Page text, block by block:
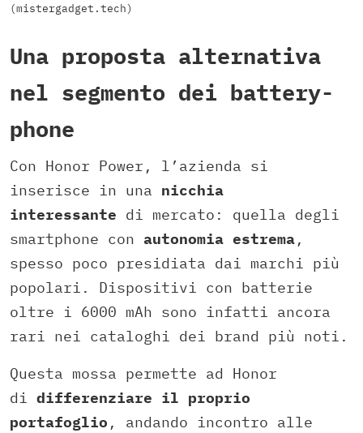
(mistergadget.tech)
Una proposta alternativa
nel segmento dei battery-
phone
Con Honor Power, l’azienda si
inserisce in una nicchia
interessante di mercato: quella degli
smartphone con autonomia estrema,
spesso poco presidiata dai marchi più
popolari. Dispositivi con batterie
oltre i 6000 mAh sono infatti ancora
rari nei cataloghi dei brand più noti.
Questa mossa permette ad Honor
di differenziare il proprio
portafoglio , andando incontro alle